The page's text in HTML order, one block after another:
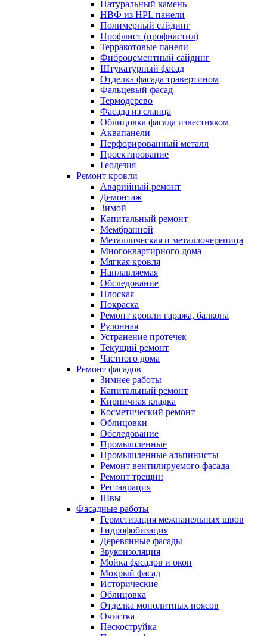
Натуральный камень
НВФ из HPL панели
Полимерный сайдинг
Профлист (профнастил)
Терракотовые панели
Фиброцементный сайдинг
Штукатурный фасад
Отделка фасада травертином
Фальцевый фасад
Термодерево
Фасада из сланца
Облицовка фасада известняком
Аквапанели
Перфорированный металл
Проектирование
Геодезия
Ремонт кровли
Аварийный ремонт
Демонтаж
Зимой
Капитальный ремонт
Мембранной
Металлическая и металлочерепица
Многоквартирного дома
Мягкая кровля
Наплавляемая
Обследование
Плоская
Покраска
Ремонт кровли гаража, балкона
Рулонная
Устранение протечек
Текущий ремонт
Частного дома
Ремонт фасадов
Зимнее работы
Капитальный ремонт
Кирпичная кладка
Косметический ремонт
Облицовки
Обследование
Промышленные
Промышленные альпинисты
Ремонт вентилируемого фасада
Ремонт трещин
Реставрация
Швы
Фасадные работы
Герметизация межпанельных швов
Гидрофобизация
Деревянные фасады
Звукоизоляция
Мойка фасадов и окон
Мокрый фасад
Исторические
Облицовка
Отделка монолитных поясов
Очистка
Пескоструйка